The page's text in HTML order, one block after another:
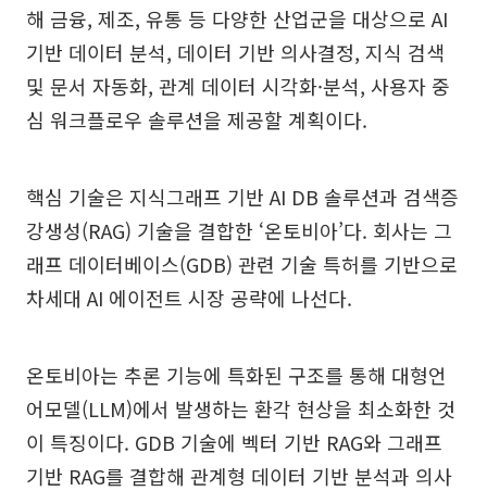
해 금융, 제조, 유통 등 다양한 산업군을 대상으로 AI
기반 데이터 분석, 데이터 기반 의사결정, 지식 검색
및 문서 자동화, 관계 데이터 시각화·분석, 사용자 중
심 워크플로우 솔루션을 제공할 계획이다.
핵심 기술은 지식그래프 기반 AI DB 솔루션과 검색증
강생성(RAG) 기술을 결합한 ‘온토비아’다. 회사는 그
래프 데이터베이스(GDB) 관련 기술 특허를 기반으로
차세대 AI 에이전트 시장 공략에 나선다.
온토비아는 추론 기능에 특화된 구조를 통해 대형언
어모델(LLM)에서 발생하는 환각 현상을 최소화한 것
이 특징이다. GDB 기술에 벡터 기반 RAG와 그래프
기반 RAG를 결합해 관계형 데이터 기반 분석과 의사